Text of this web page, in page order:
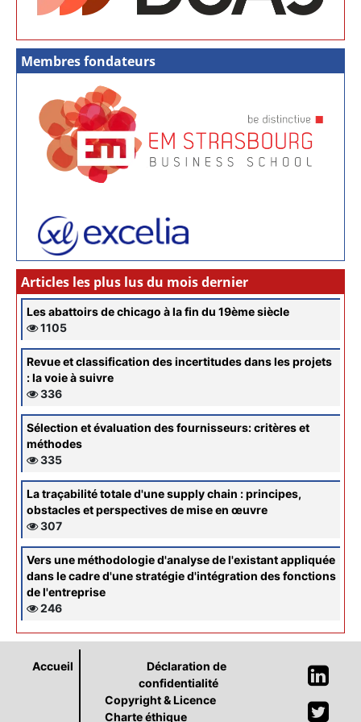
Membres fondateurs
Articles les plus lus du mois dernier
Les abattoirs de chicago à la fin du 19ème siècle
1105
Revue et classification des incertitudes dans les projets
: la voie à suivre
336
Sélection et évaluation des fournisseurs: critères et
méthodes
335
La traçabilité totale d'une supply chain : principes,
obstacles et perspectives de mise en œuvre
307
Vers une méthodologie d'analyse de l'existant appliquée
dans le cadre d'une stratégie d'intégration des fonctions
de l'entreprise
246
Accueil
Déclaration de
confidentialité
Copyright & Licence
Charte éthique